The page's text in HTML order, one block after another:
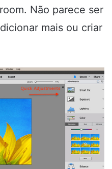
Não parece ser
mais ou criar